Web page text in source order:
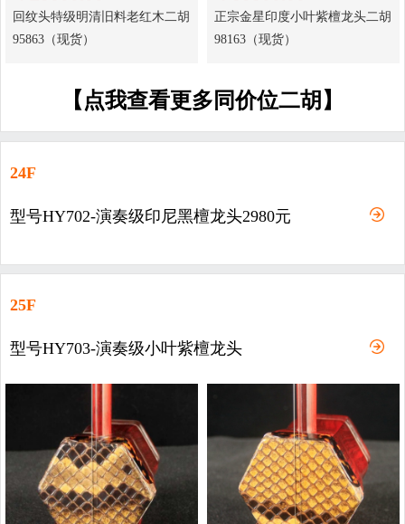
回纹头特级明清旧料老红木二胡
95863（现货）
正宗金星印度小叶紫檀龙头二胡
98163（现货）
【点我查看更多同价位二胡】
24F
型号HY702-演奏级印尼黑檀龙头2980元
25F
型号HY703-演奏级小叶紫檀龙头